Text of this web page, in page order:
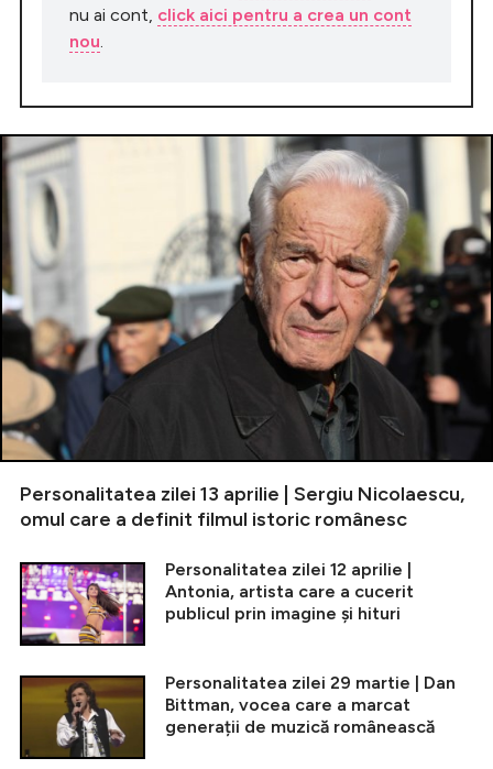
nu ai cont, click aici pentru a crea un cont
nou
Personalitatea zilei 13 aprilie | Sergiu Nicolaescu,
omul care a definit filmul istoric românesc
Personalitatea zilei 12 aprilie |
Antonia, artista care a cucerit
publicul prin imagine și hituri
Personalitatea zilei 29 martie | Dan
Bittman, vocea care a marcat
generații de muzică românească